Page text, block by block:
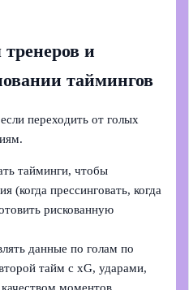
и
таймингов
переходить от голых
тайминги, чтобы
(когда прессинговать, когда
рискованную
данные по голам по
тайм с xG, ударами,
моментов.